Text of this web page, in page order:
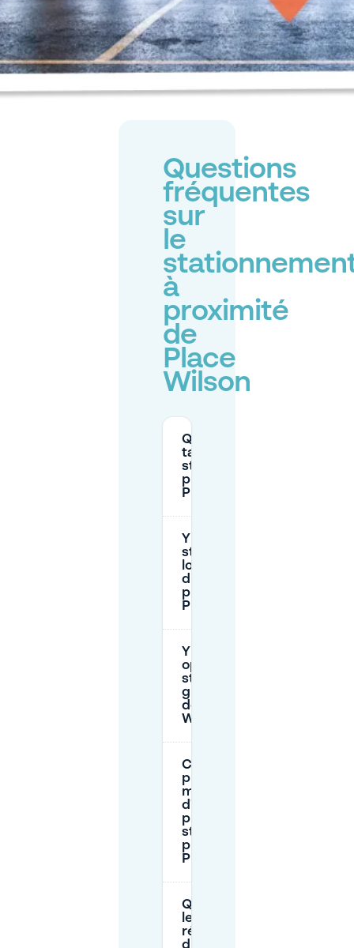
Questions
fréquentes
sur
le
à
proximité
de
Place
Wilson
Quels sont les
tarifs de
stationnement
près de la
Place Wilson ?
Y a-t-il un
stationnement
longue durée
disponible
près de la
Place Wilson ?
Y a-t-il des
options de
stationnement
gratuit près
de la Place
Wilson ?
Comment
puis-je
m'assurer
d'avoir une
place de
stationnement
près de la
Place Wilson ?
Quelles sont
les heures de
réglementation